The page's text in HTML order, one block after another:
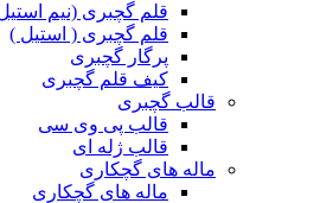
قلم گچبری (نیم
قلم گچبری ( استیل )
پرگار گچبری
کیف قلم گچبری
قالب گچبری
قالب پی وی سی
قالب ژله ای
ماله های گچکاری
ماله های گچکاری